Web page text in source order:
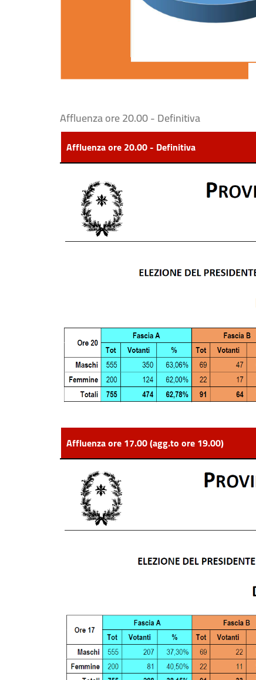
Affluenza ore 20.00 - Definitiva
Affluenza ore 20.00 - Definitiva
Affluenza ore 17.00 (agg.to ore 19.00)